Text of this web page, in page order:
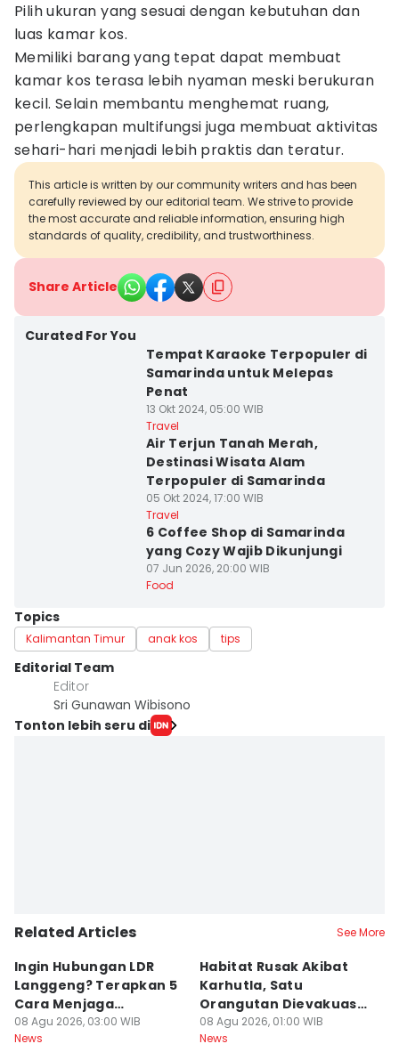
Pilih ukuran yang sesuai dengan kebutuhan dan
luas kamar kos.
Memiliki barang yang tepat dapat membuat
kamar kos terasa lebih nyaman meski berukuran
kecil. Selain membantu menghemat ruang,
perlengkapan multifungsi juga membuat aktivitas
sehari-hari menjadi lebih praktis dan teratur.
This article is written by our community writers and has been
carefully reviewed by our editorial team. We strive to provide
the most accurate and reliable information, ensuring high
standards of quality, credibility, and trustworthiness.
Share Article
Curated For You
Tempat Karaoke Terpopuler di
Samarinda untuk Melepas
Penat
13 Okt 2024, 05:00 WIB
Travel
Air Terjun Tanah Merah,
Destinasi Wisata Alam
Terpopuler di Samarinda
05 Okt 2024, 17:00 WIB
Travel
6 Coffee Shop di Samarinda
yang Cozy Wajib Dikunjungi
07 Jun 2026, 20:00 WIB
Food
Topics
Kalimantan Timur anak kos tips
Editorial Team
Editor
Sri Gunawan Wibisono
Tonton lebih seru di
Related Articles See More
Ingin Hubungan LDR
Langgeng? Terapkan 5
Cara Menjaga
Kesetiaan Ini
08 Agu 2026, 03:00 WIB
News
Habitat Rusak Akibat
Karhutla, Satu
Orangutan Dievakuasi
di Ketapang
08 Agu 2026, 01:00 WIB
News